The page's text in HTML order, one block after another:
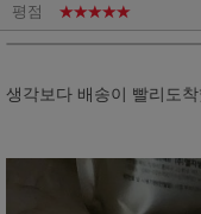
평점 ★★★★★
생각보다 배송이 빨리도